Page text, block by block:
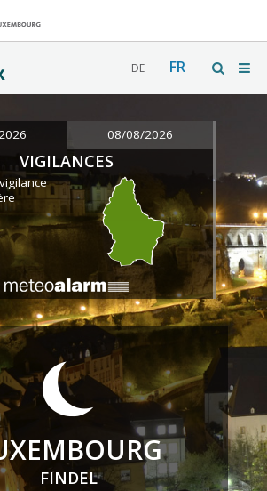
DE FR
08/08/2026
VIGILANCES
FINDEL